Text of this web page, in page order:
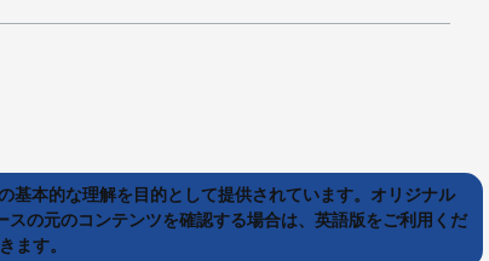
基本的な理解を目的として提供されています。オリジナル
の元のコンテンツを確認する場合は、英語版をご利用くだ
ます。